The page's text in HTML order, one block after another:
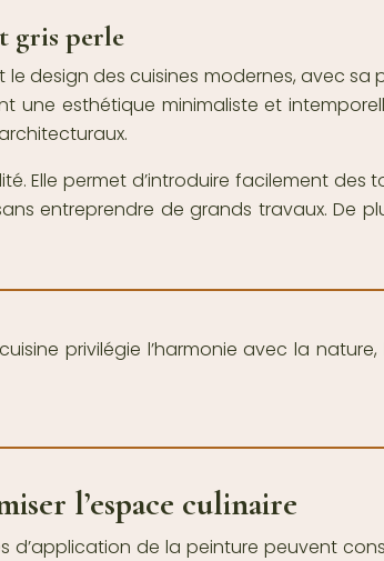
gris perle
design des cuisines modernes, avec
une esthétique minimaliste et
Elle permet d’introduire facilement
entreprendre de grands travaux. De
privilégie l’harmonie avec la
l’espace culinaire
d’application de la peinture peuvent